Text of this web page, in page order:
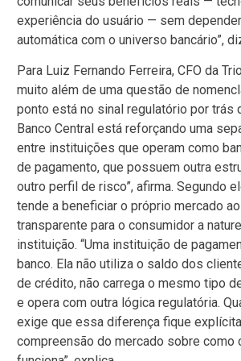
experiência do usuário — sem
automática com o universo bancário”,
Para Luiz Fernando Ferreira, CFO da
muito além de uma questão de
ponto está no sinal regulatório por trás
Banco Central está reforçando uma
entre instituições que operam como
de pagamento, que possuem outra
outro perfil de risco”, afirma. Segundo
tende a beneficiar o próprio mercado
transparente para o consumidor a
instituição. “Uma instituição de
banco. Ela não utiliza o saldo dos
de crédito, não carrega o mesmo tipo
e opera com outra lógica regulatória.
exige que essa diferença fique
compreensão do mercado sobre como